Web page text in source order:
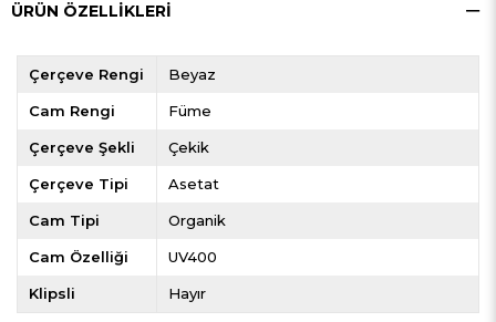
ÜRÜN ÖZELLIKLERI
Çerçeve Rengi Beyaz
Cam Rengi Füme
Çerçeve Şekli Çekik
Çerçeve Tipi Asetat
Cam Tipi Organik
Cam Özelliği UV400
Klipsli Hayır